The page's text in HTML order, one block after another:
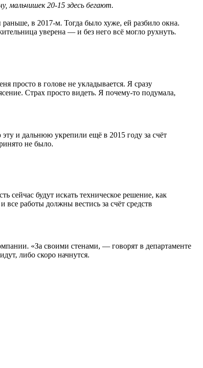
мальчишек 20-15 здесь бегают.
в 2017-м. Тогда было хуже, ей разбило окна.
уверена — и без него всё могло рухнуть.
просто в голове не укладывается. Я сразу
Страх просто видеть. Я почему-то подумала,
эту и дальнюю укрепили ещё в 2015 году за счёт
не было.
сейчас будут искать техническое решение, как
работы должны вестись за счёт средств
«За своими стенами, — говорят в департаменте
либо скоро начнутся.